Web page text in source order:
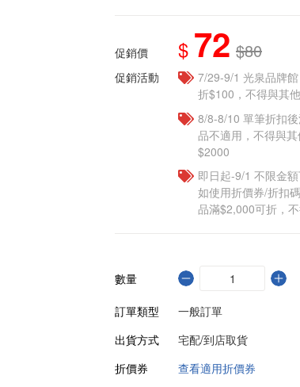
促銷價 $ 72 $80
促銷活動
7/29-9/1 光泉品牌
折$100，不得與其
8/8-8/10 單筆折扣
品不適用，不得與
$2000
即日起-9/1 不限金
如使用折價券/折扣
品滿$2,000可折，
數量
訂單類型
一般訂單
出貨方式
宅配/到店取貨
折價券
查看適用折價券